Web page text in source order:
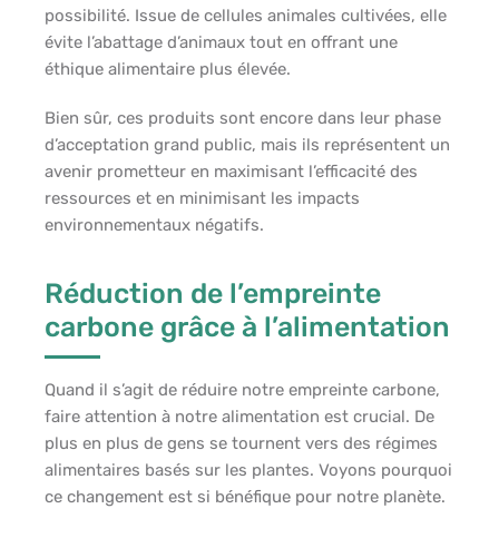
possibilité. Issue de cellules animales cultivées, elle
évite l’abattage d’animaux tout en offrant une
éthique alimentaire plus élevée.
Bien sûr, ces produits sont encore dans leur phase
d’acceptation grand public, mais ils représentent un
avenir prometteur en maximisant l’efficacité des
ressources et en minimisant les impacts
environnementaux négatifs.
Réduction de l’empreinte
carbone grâce à l’alimentation
Quand il s’agit de réduire notre empreinte carbone,
faire attention à notre alimentation est crucial. De
plus en plus de gens se tournent vers des régimes
alimentaires basés sur les plantes. Voyons pourquoi
ce changement est si bénéfique pour notre planète.